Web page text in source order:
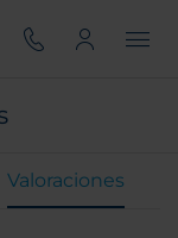
Valoraciones